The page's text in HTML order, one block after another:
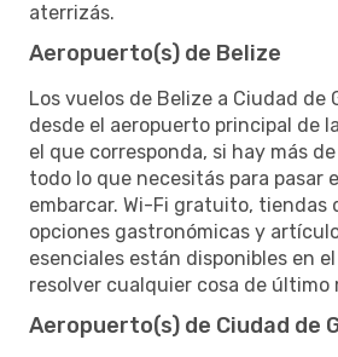
aterrizás.
Aeropuerto(s) de Belize
Los vuelos de Belize a Ciudad de
desde el aeropuerto principal de
el que corresponda, si hay más
todo lo que necesitás para pasar
embarcar. Wi-Fi gratuito,
opciones gastronómicas y
esenciales están disponibles en
resolver cualquier cosa de último
Aeropuerto(s) de Ciudad de